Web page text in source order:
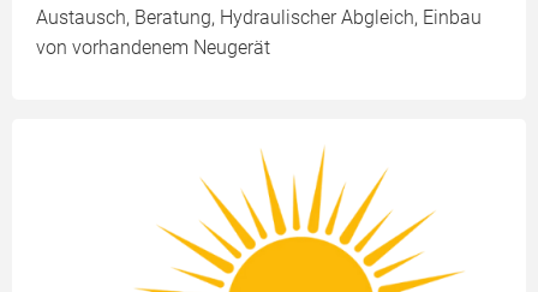
Austausch, Beratung, Hydraulischer Abgleich, Einbau
von vorhandenem Neugerät